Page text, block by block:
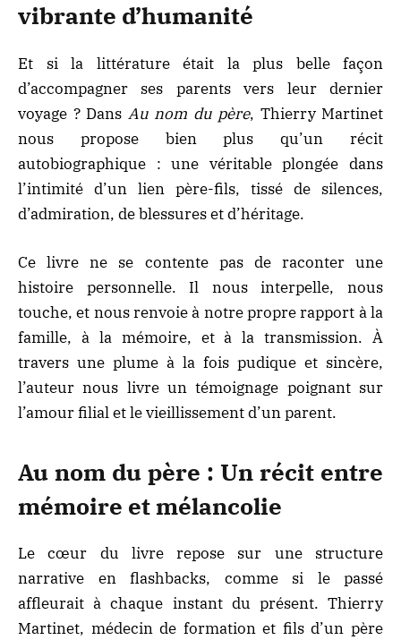
vibrante d’humanité
Et si la littérature était la plus belle façon
d’accompagner ses parents vers leur dernier
voyage ? Dans Au nom du père, Thierry Martinet
nous propose bien plus qu’un récit
autobiographique : une véritable plongée dans
l’intimité d’un lien père-fils, tissé de silences,
d’admiration, de blessures et d’héritage.
Ce livre ne se contente pas de raconter une
histoire personnelle. Il nous interpelle, nous
touche, et nous renvoie à notre propre rapport à la
famille, à la mémoire, et à la transmission. À
travers une plume à la fois pudique et sincère,
l’auteur nous livre un témoignage poignant sur
l’amour filial et le vieillissement d’un parent.
Au nom du père : Un récit entre
mémoire et mélancolie
Le cœur du livre repose sur une structure
narrative en flashbacks, comme si le passé
affleurait à chaque instant du présent. Thierry
Martinet, médecin de formation et fils d’un père